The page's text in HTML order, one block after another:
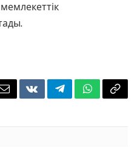
EmailVKontakteTelegramWhatsApp
Copy